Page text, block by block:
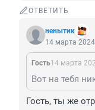
ОТВЕТИТЬ
ненытик
14 марта
Гость14 марта
Гость, ты же